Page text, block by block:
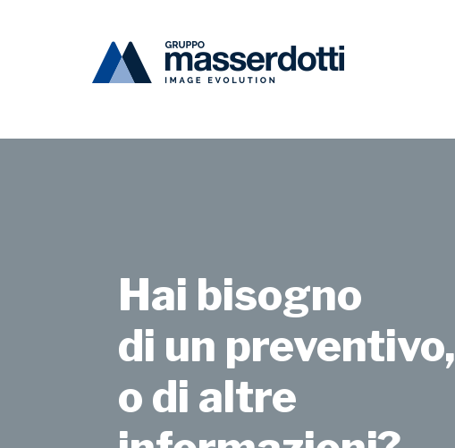
Hai bisogno
di un preventivo,
o di altre